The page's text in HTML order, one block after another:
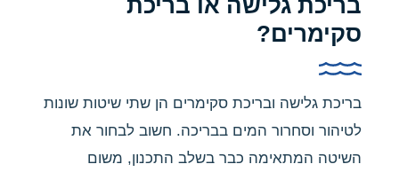
סקימרים?
בריכת גלישה ובריכת סקימרים הן שתי שיטות שונות
לטיהור וסחרור המים בבריכה. חשוב לבחור את
השיטה המתאימה כבר בשלב התכנון, משום